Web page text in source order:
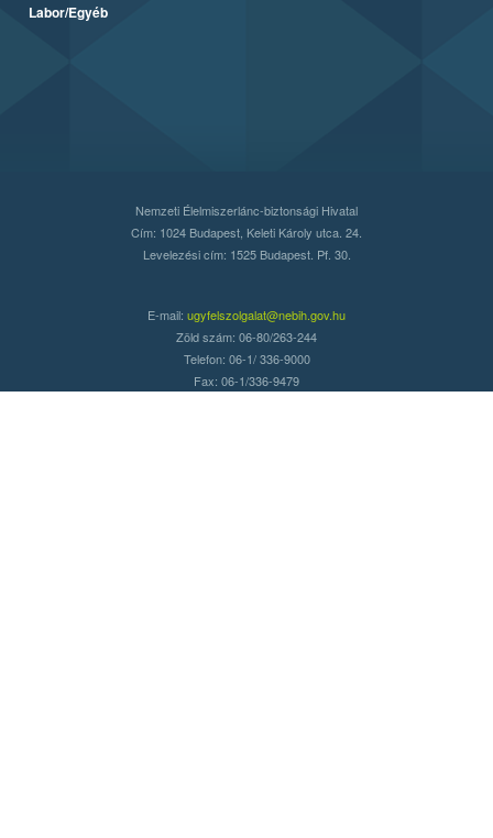
Labor/Egyéb
Nemzeti Élelmiszerlánc-biztonsági Hivatal
Cím: 1024 Budapest, Keleti Károly utca. 24.
Levelezési cím: 1525 Budapest. Pf. 30.
E-mail: ugyfelszolgalat@nebih.gov.hu
Zöld szám: 06-80/263-244
Telefon: 06-1/ 336-9000
Fax: 06-1/336-9479